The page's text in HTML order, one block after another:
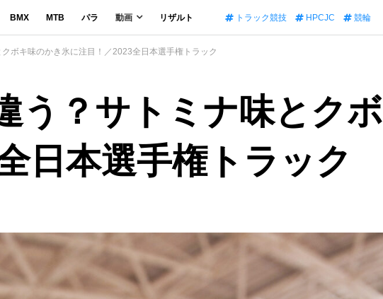
BMX MTB パラ 動画 リザルト トラック競技 HPCJC 競輪
ボキ味のかき氷に注目！／2023全日本選手権トラック
う？サトミナ味とク
日本選手権トラック